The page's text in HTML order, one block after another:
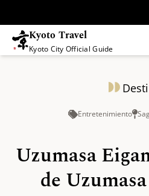
Kyoto Travel
Kyoto City Official Guide
Entretenimiento
Uzumasa
de